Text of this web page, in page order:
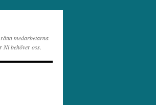
medarbetarna
behöver oss.